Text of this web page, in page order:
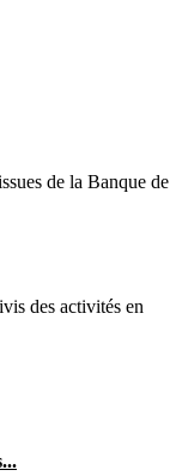
de la Banque de
des activités en